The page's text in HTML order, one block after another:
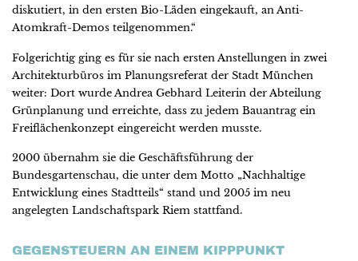
diskutiert, in den ersten Bio-Läden eingekauft, an Anti-
Atomkraft-Demos teilgenommen.“
Folgerichtig ging es für sie nach ersten Anstellungen in zwei
Architekturbüros im Planungsreferat der Stadt München
weiter: Dort wurde Andrea Gebhard Leiterin der Abteilung
Grünplanung und erreichte, dass zu jedem Bauantrag ein
Freiflächenkonzept eingereicht werden musste.
2000 übernahm sie die Geschäftsführung der
Bundesgartenschau, die unter dem Motto „Nachhaltige
Entwicklung eines Stadtteils“ stand und 2005 im neu
angelegten Landschaftspark Riem stattfand.
GEGENSTEUERN AN EINEM KIPPPUNKT